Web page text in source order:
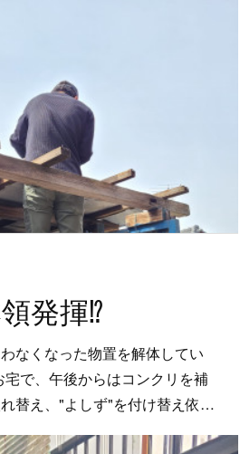
発揮⁉️
なくなった物置を解体してい
宅で、午後からはコンクリを補
替え、"よしず"を付け替え依…